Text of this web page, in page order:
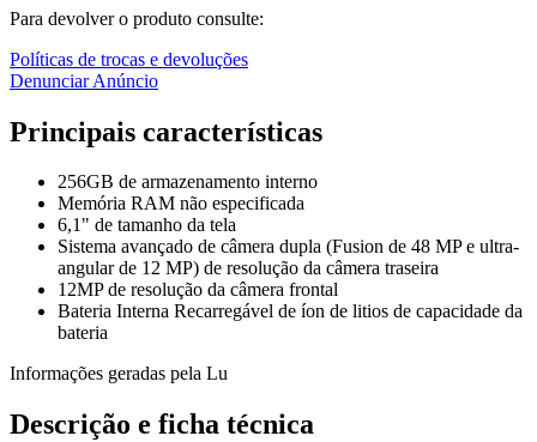
Para devolver o produto consulte:
Políticas de trocas e devoluções
Denunciar Anúncio
Principais características
256GB de armazenamento interno
Memória RAM não especificada
6,1" de tamanho da tela
Sistema avançado de câmera dupla (Fusion de 48 MP e ultra-
angular de 12 MP) de resolução da câmera traseira
12MP de resolução da câmera frontal
Bateria Interna Recarregável de íon de litios de capacidade da
bateria
Informações geradas pela Lu
Descrição e ficha técnica